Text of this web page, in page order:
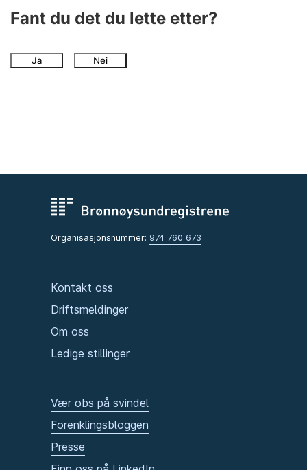
Fant du det du lette etter?
Ja Nei
Organisasjonsnummer: 974 760 673
Kontakt oss
Driftsmeldinger
Om oss
Ledige stillinger
Vær obs på svindel
Forenklingsbloggen
Presse